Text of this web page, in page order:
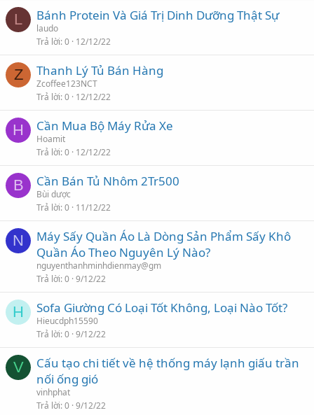
L Bánh Protein Và Giá Trị Dinh Dưỡng Thật Sự
laudo
Trả lời 0 12/12/22
Z Thanh Lý Tủ Bán Hàng
Zcoffee123NCT
Trả lời 0 12/12/22
H Cần Mua Bộ Máy Rửa Xe
Hoamit
Trả lời 0 12/12/22
B Cần Bán Tủ Nhôm 2Tr500
Bùi dược
Trả lời 0 11/12/22
N
Máy Sấy Quần Áo Là Dòng Sản Phẩm Sấy Khô
Quần Áo Theo Nguyên Lý Nào?
nguyenthanhminhdienmay@gm
Trả lời 0 9/12/22
H Sofa Giường Có Loại Tốt Không, Loại Nào Tốt?
Hieucdph15590
Trả lời 0 9/12/22
V
Cấu tạo chi tiết về hệ thống máy lạnh giấu trần
nối ống gió
vinhphat
Trả lời 0 9/12/22